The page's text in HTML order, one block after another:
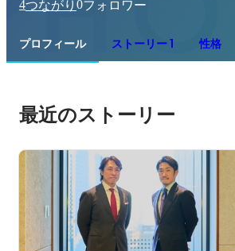
4つながり 0フォロワー
プロフィール ストーリー 1 性格
最近のストーリー